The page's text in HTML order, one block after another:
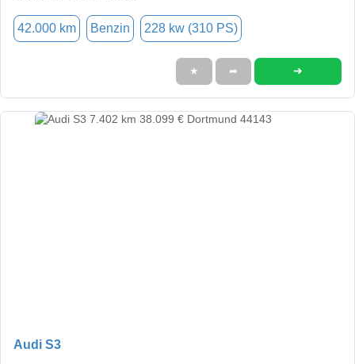
42.000 km Benzin 228 kw (310 PS)
★ ➦ ➜
Audi S3